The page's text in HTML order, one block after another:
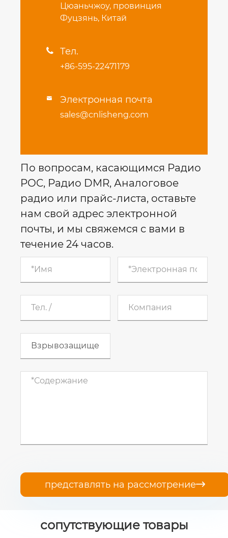
Цюаньчжоу, провинция
Фуцзянь, Китай
 Тел.
+86-595-22471179
 Электронная почта
sales@cnlisheng.com
По вопросам, касающимся Радио
POC, Радио DMR, Аналоговое
радио или прайс-листа, оставьте
нам свой адрес электронной
почты, и мы свяжемся с вами в
течение 24 часов.
представлять на рассмотрение
сопутствующие товары